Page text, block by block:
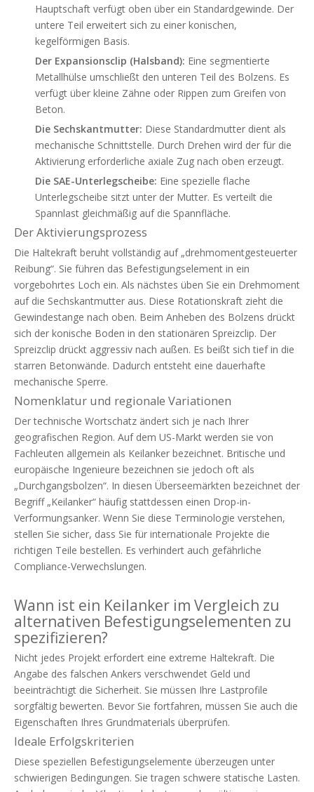
Hauptschaft verfügt oben über ein Standardgewinde. Der
untere Teil erweitert sich zu einer konischen,
kegelförmigen Basis.
Der Expansionsclip (Halsband): Eine segmentierte
Metallhülse umschließt den unteren Teil des Bolzens. Es
verfügt über kleine Zähne oder Rippen zum Greifen von
Beton.
Die Sechskantmutter: Diese Standardmutter dient als
mechanische Schnittstelle. Durch Drehen wird der für die
Aktivierung erforderliche axiale Zug nach oben erzeugt.
Die SAE-Unterlegscheibe: Eine spezielle flache
Unterlegscheibe sitzt unter der Mutter. Es verteilt die
Spannlast gleichmäßig auf die Spannfläche.
Der Aktivierungsprozess
Die Haltekraft beruht vollständig auf „drehmomentgesteuerter
Reibung“. Sie führen das Befestigungselement in ein
vorgebohrtes Loch ein. Als nächstes üben Sie ein Drehmoment
auf die Sechskantmutter aus. Diese Rotationskraft zieht die
Gewindestange nach oben. Beim Anheben des Bolzens drückt
sich der konische Boden in den stationären Spreizclip. Der
Spreizclip drückt aggressiv nach außen. Es beißt sich tief in die
starren Betonwände. Dadurch entsteht eine dauerhafte
mechanische Sperre.
Nomenklatur und regionale Variationen
Der technische Wortschatz ändert sich je nach Ihrer
geografischen Region. Auf dem US-Markt werden sie von
Fachleuten allgemein als Keilanker bezeichnet. Britische und
europäische Ingenieure bezeichnen sie jedoch oft als
„Durchgangsbolzen“. In diesen Überseemärkten bezeichnet der
Begriff „Keilanker“ häufig stattdessen einen Drop-in-
Verformungsanker. Wenn Sie diese Terminologie verstehen,
stellen Sie sicher, dass Sie für internationale Projekte die
richtigen Teile bestellen. Es verhindert auch gefährliche
Compliance-Verwechslungen.
Wann ist ein Keilanker im Vergleich zu
alternativen Befestigungselementen zu
spezifizieren?
Nicht jedes Projekt erfordert eine extreme Haltekraft. Die
Angabe des falschen Ankers verschwendet Geld und
beeinträchtigt die Sicherheit. Sie müssen Ihre Lastprofile
sorgfältig bewerten. Bevor Sie fortfahren, müssen Sie auch die
Eigenschaften Ihres Grundmaterials überprüfen.
Ideale Erfolgskriterien
Diese speziellen Befestigungselemente überzeugen unter
schwierigen Bedingungen. Sie tragen schwere statische Lasten.